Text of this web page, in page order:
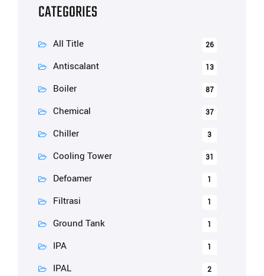
CATEGORIES
All Title 26
Antiscalant 13
Boiler 87
Chemical 37
Chiller 3
Cooling Tower 31
Defoamer 1
Filtrasi 1
Ground Tank 1
IPA 1
IPAL 2